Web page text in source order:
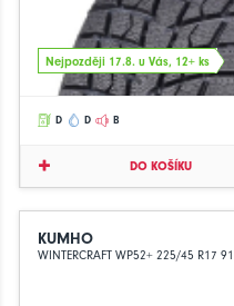
Nejpozději 17.8. u Vás, 12+ ks
D D B
DO KOŠÍKU
KUMHO
WINTERCRAFT WP52+ 225/45 R17